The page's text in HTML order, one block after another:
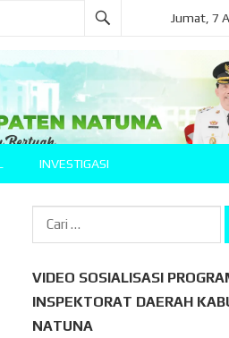
Jumat, 7
INVESTIGASI
Cari
untuk:
VIDEO SOSIALISASI
INSPEKTORAT DAERAH
NATUNA